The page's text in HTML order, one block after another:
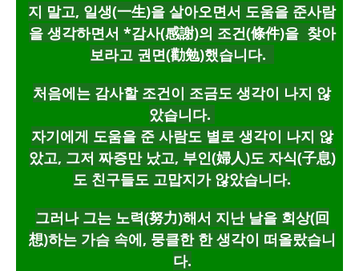
지 말고, 일생(一生)을 살아오면서 도움을 준사람
을 생각하면서 *감사(感謝)의 조건(條件)을 찾아
보라고 권면(勸勉)했습니다.
처음에는 감사할 조건이 조금도 생각이 나지 않
았습니다.
자기에게 도움을 준 사람도 별로 생각이 나지 않
았고, 그저 짜증만 났고, 부인(婦人)도 자식(子息)
도 친구들도 고맙지가 않았습니다.
그러나 그는 노력(努力)해서 지난 날을 회상(回
想)하는 가슴 속에, 뭉클한 한 생각이 떠올랐습니
다.